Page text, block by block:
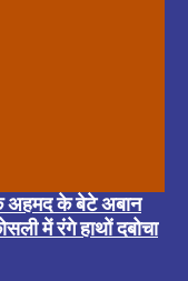
अहमद के बेटे अबान
में रंगे हाथों दबोचा